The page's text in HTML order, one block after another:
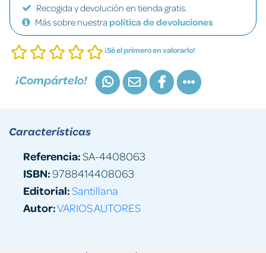
Recogida y devolución en tienda gratis.
Más sobre nuestra política de devoluciones
¡Sé el primero en valorarlo!
¡Compártelo!
Características
Referencia:SA-4408063
ISBN:9788414408063
Editorial:Santillana
Autor:VARIOS AUTORES